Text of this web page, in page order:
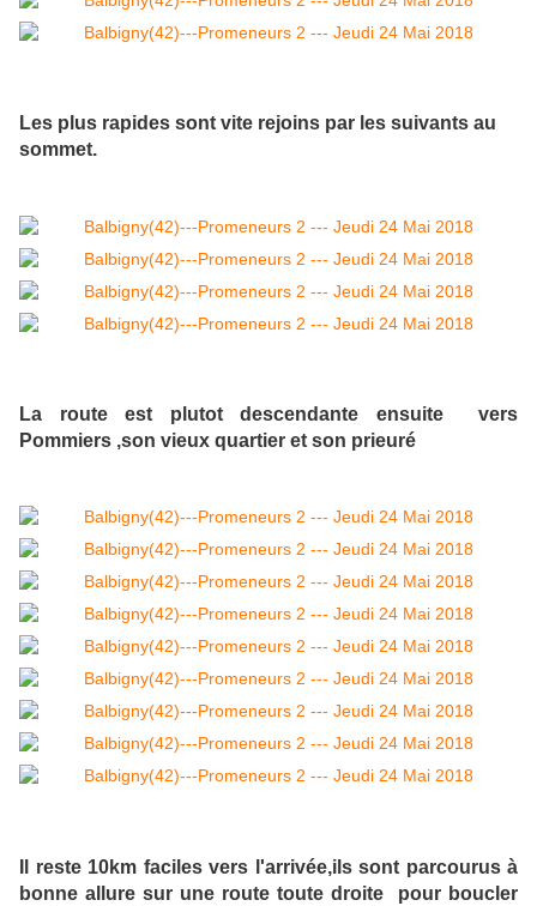
Les plus rapides sont vite rejoins par les suivants au
sommet.
La route est plutot descendante ensuite vers
Pommiers ,son vieux quartier et son prieuré
Il reste 10km faciles vers l'arrivée,ils sont parcourus à
bonne allure sur une route toute droite pour boucler